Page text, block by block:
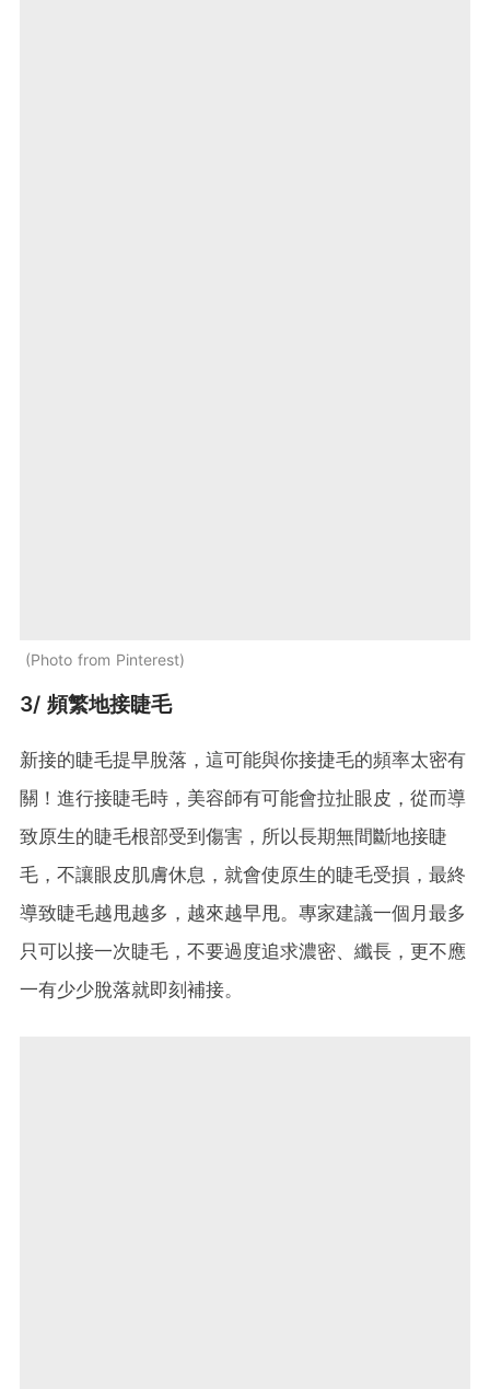
Photo from Pinterest
3/ 頻繁地接睫毛
新接的睫毛提早脫落，這可能與你接捷毛的頻率太密有
關！進行接睫毛時，美容師有可能會拉扯眼皮，從而導
致原生的睫毛根部受到傷害，所以長期無間斷地接睫
毛，不讓眼皮肌膚休息，就會使原生的睫毛受損，最終
導致睫毛越甩越多，越來越早甩。專家建議一個月最多
只可以接一次睫毛，不要過度追求濃密、纖長，更不應
一有少少脫落就即刻補接。